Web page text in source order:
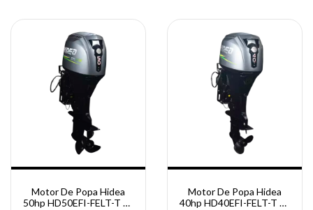
Motor De Popa Hidea
50hp HD50EFI-FELT-T 4t
Motor De Popa Hidea
40hp HD40EFI-FELT-T 4t